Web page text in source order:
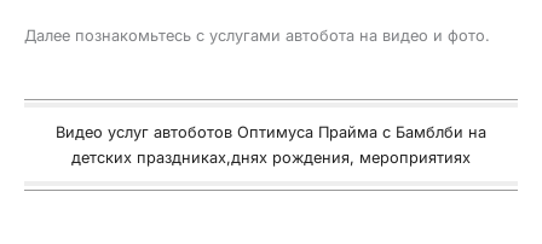
Далее познакомьтесь с услугами автобота на видео и фото.
Видео услуг автоботов Оптимуса Прайма с Бамблби на
детских праздниках,днях рождения, мероприятиях